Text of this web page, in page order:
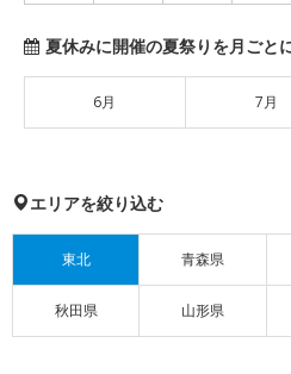
夏休みに開催の夏祭りを月ごと
6月 7月
エリアを絞り込む
東北 青森県
秋田県 山形県